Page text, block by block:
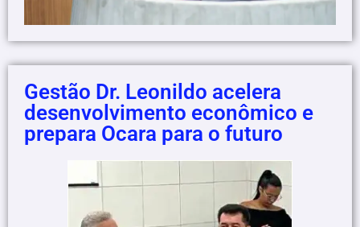
Gestão Dr. Leonildo acelera
desenvolvimento econômico e
prepara Ocara para o futuro